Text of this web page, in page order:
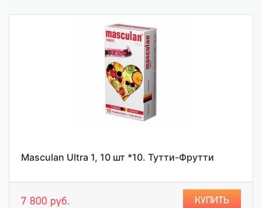
Masculan Ultra 1, 10 шт *10. Тутти-Фрутти
7 800 руб. КУПИТЬ